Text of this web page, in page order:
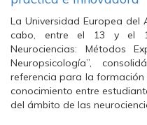
La Universidad Europea del
cabo, entre el 13 y el
Neurociencias: Métodos
Neuropsicología”,
referencia para la
conocimiento entre
del ámbito de las